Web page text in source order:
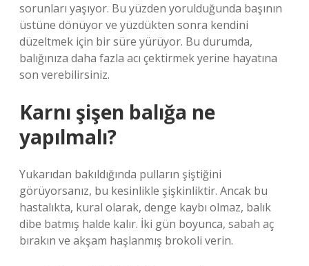
sorunları yaşıyor. Bu yüzden yorulduğunda başının
üstüne dönüyor ve yüzdükten sonra kendini
düzeltmek için bir süre yürüyor. Bu durumda,
balığınıza daha fazla acı çektirmek yerine hayatına
son verebilirsiniz.
Karnı şişen balığa ne
yapılmalı?
Yukarıdan bakıldığında pulların şiştiğini
görüyorsanız, bu kesinlikle şişkinliktir. Ancak bu
hastalıkta, kural olarak, denge kaybı olmaz, balık
dibe batmış halde kalır. İki gün boyunca, sabah aç
bırakın ve akşam haşlanmış brokoli verin.